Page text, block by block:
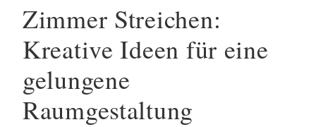
Zimmer Streichen:
Kreative Ideen für eine
gelungene
Raumgestaltung